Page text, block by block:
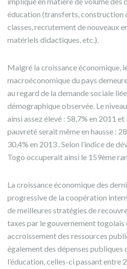
éducation (transferts, construction
classes, recrutement de nouveaux
matériels didactiques, etc.).
Malgré la croissance économique,
macroéconomique du pays
au regard de la demande sociale
démographique observée. Le
ainsi assez élevé : 58,7% en 2011 et
pauvreté serait même en hausse :
30,4% en 2013 . Selon l’indice de
Togo occuperait ainsi le 159ème
La croissance économique des
progressive de la coopération
de meilleures stratégies de
taxes par le gouvernement togolais
accroissement des ressources
également des dépenses publiques
l’éducation, celles-ci passant entre